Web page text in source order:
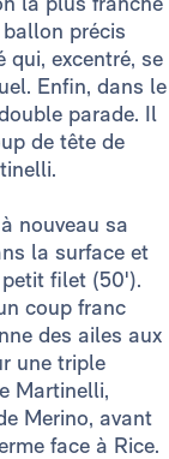
précis
qui, excentré, se
Enfin, dans le
parade. Il
de tête de
nouveau sa
la surface et
filet (50').
coup franc
des ailes aux
une triple
Martinelli,
Merino, avant
face à Rice.